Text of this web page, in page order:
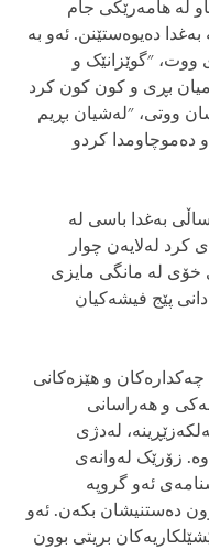
لە هامەرێکی جام
دەیوەستێنن. ئەو بە
"گوێزانێک و
بڕی و کون کون کرد
ووتی، "لەشیان بڕیم
دەموچاومدا کردو
پیاوێکی هاوڕەگەزخوازی تەمەن ٢٧ ساڵی بەغدا باسی لە
لەلایەن چوار
خۆی لە مانگی مایزی
پێج فیشەکیان
و هێزەکانی
و هەراسانی
لەدژی
ئەنجامدراوە. زۆرێک لەوانەی
ئەو گروپە
دەستنیشان بکەن. ئەو
بریتی بوون